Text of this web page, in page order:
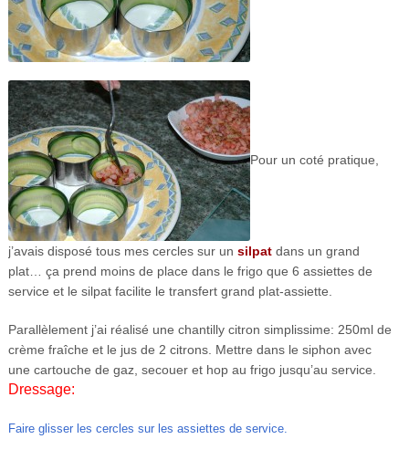
Pour un coté pratique,
j’avais disposé tous mes cercles sur un silpatdans un grand
plat… ça prend moins de place dans le frigo que 6 assiettes de
service et le silpat facilite le transfert grand plat-assiette.
Parallèlement j’ai réalisé une chantilly citron simplissime: 250ml de
crème fraîche et le jus de 2 citrons. Mettre dans le siphon avec
une cartouche de gaz, secouer et hop au frigo jusqu’au service.
Dressage:
Faire glisser les cercles sur les assiettes de service.